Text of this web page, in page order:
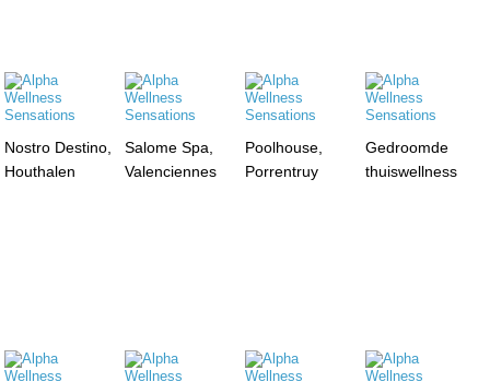
Nostro Destino,
Houthalen
Salome Spa,
Valenciennes
Poolhouse,
Porrentruy
Gedroomde
thuiswellness